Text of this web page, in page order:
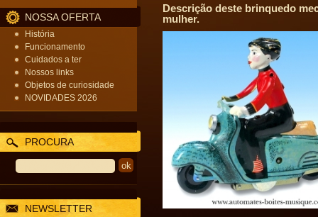
NOSSA OFERTA
História
Funcionamento
Cuidados a ter
Nossos links
Objetos de curiosidade
NOVIDADES 2026
PROCURA
NEWSLETTER
Descrição deste brinquedo
mulher.